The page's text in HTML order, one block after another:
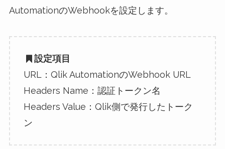
AutomationのWebhookを設定します。
設定項目
URL：Qlik AutomationのWebhook URL
Headers Name：認証トークン名
Headers Value：Qlik側で発行したトーク
ン